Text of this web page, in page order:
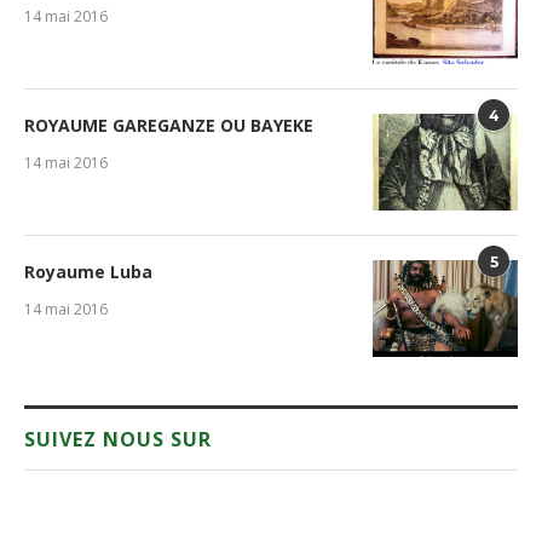
14 mai 2016
4
ROYAUME GAREGANZE OU BAYEKE
14 mai 2016
5
Royaume Luba
14 mai 2016
SUIVEZ NOUS SUR